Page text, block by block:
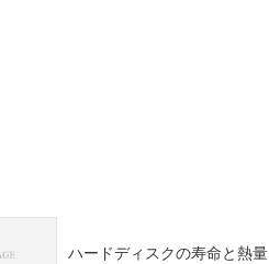
ハードディスクの寿命と熱量